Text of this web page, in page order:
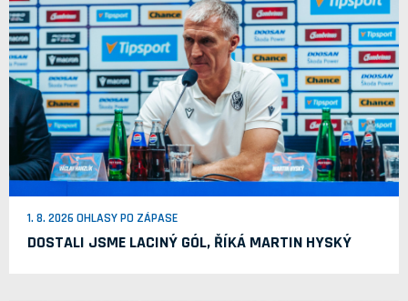
1. 8. 2026 OHLASY PO ZÁPASE
DOSTALI JSME LACINÝ GÓL, ŘÍKÁ MARTIN HYSKÝ